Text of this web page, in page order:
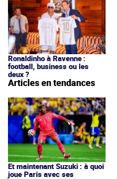
Ronaldinho à Ravenne :
football, business ou les
deux ?
Articles en tendances
Et maintenant Suzuki : à quoi
joue Paris avec ses